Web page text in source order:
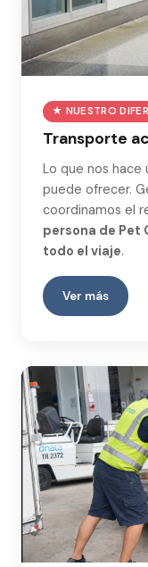
★ NUESTRO
Transporte
Lo que nos hace
puede ofrecer.
coordinamos el
persona de Pet
todo el viaje.
Ver más